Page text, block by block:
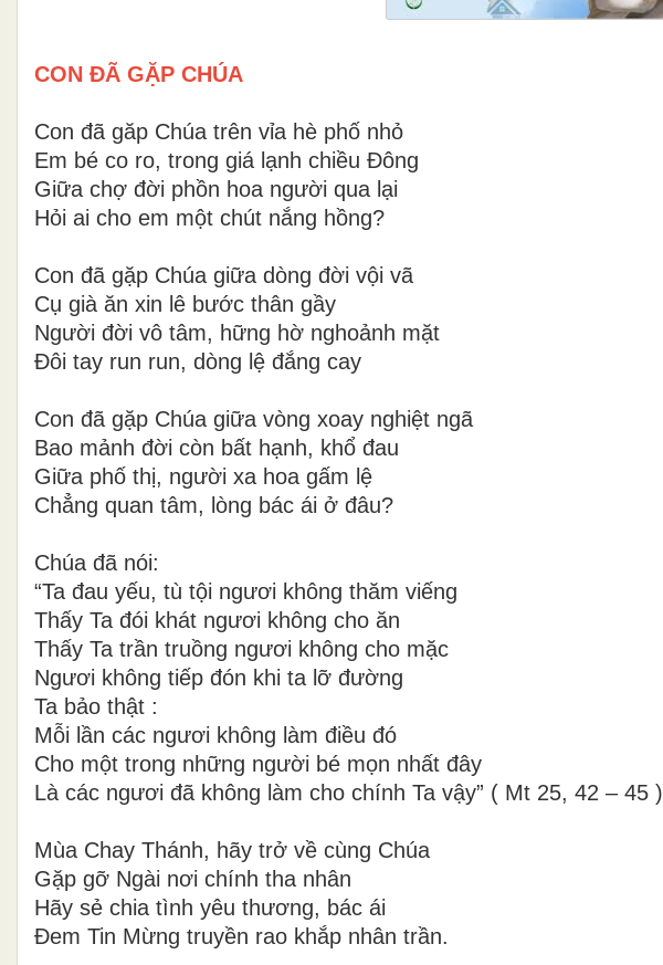
CON ĐÃ GẶP CHÚA
Con đã găp Chúa trên vỉa hè phố nhỏ
Em bé co ro, trong giá lạnh chiều Đông
Giữa chợ đời phồn hoa người qua lại
Hỏi ai cho em một chút nắng hồng?
Con đã gặp Chúa giữa dòng đời vội vã
Cụ già ăn xin lê bước thân gầy
Người đời vô tâm, hững hờ nghoảnh mặt
Đôi tay run run, dòng lệ đắng cay
Con đã gặp Chúa giữa vòng xoay nghiệt ngã
Bao mảnh đời còn bất hạnh, khổ đau
Giữa phố thị, người xa hoa gấm lệ
Chẳng quan tâm, lòng bác ái ở đâu?
Chúa đã nói:
“Ta đau yếu, tù tội ngươi không thăm viếng
Thấy Ta đói khát ngươi không cho ăn
Thấy Ta trần truồng ngươi không cho mặc
Ngươi không tiếp đón khi ta lỡ đường
Ta bảo thật :
Mỗi lần các ngươi không làm điều đó
Cho một trong những người bé mọn nhất đây
Là các ngươi đã không làm cho chính Ta vậy” ( Mt 25, 42 – 45 )
Mùa Chay Thánh, hãy trở về cùng Chúa
Gặp gỡ Ngài nơi chính tha nhân
Hãy sẻ chia tình yêu thương, bác ái
Đem Tin Mừng truyền rao khắp nhân trần.